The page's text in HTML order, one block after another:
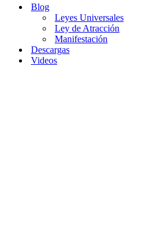
Blog
Leyes Universales
Ley de Atracción
Manifestación
Descargas
Videos